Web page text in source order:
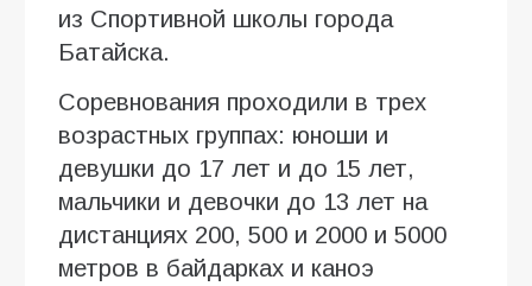
из Спортивной школы города
Батайска.
Соревнования проходили в трех
возрастных группах: юноши и
девушки до 17 лет и до 15 лет,
мальчики и девочки до 13 лет на
дистанциях 200, 500 и 2000 и 5000
метров в байдарках и каноэ